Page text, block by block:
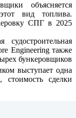
объясняется
вид топлива.
СПГ в 2025
Engineering также
бункеровщиков
выступает одна
стоимость сделки